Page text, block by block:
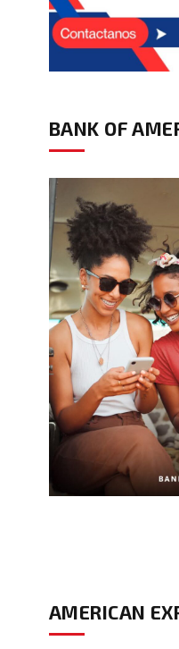
BANK OF
AMERICAN